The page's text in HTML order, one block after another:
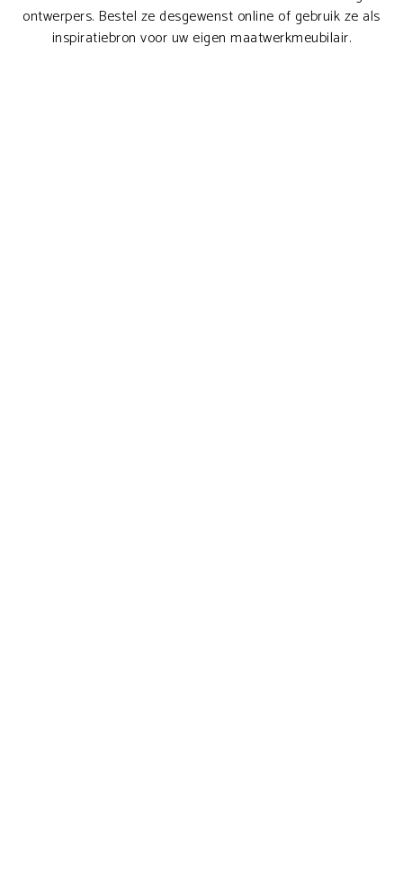
ontwerpers. Bestel ze desgewenst online of gebruik ze als
inspiratiebron voor uw eigen maatwerkmeubilair.